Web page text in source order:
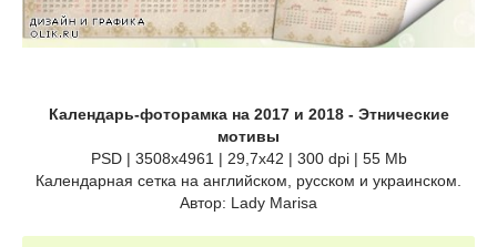
Календарь-фоторамка на 2017 и 2018 - Этнические
мотивы
PSD | 3508х4961 | 29,7х42 | 300 dpi | 55 Mb
Календарная сетка на английском, русском и украинском.
Автор: Lady Marisa